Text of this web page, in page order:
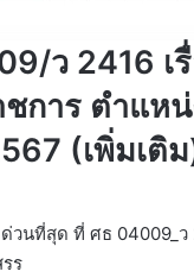
ว 2416 เ
การ ตำแห
(เพิ่มเติ
วนที่สุด ที่ ศธ 04009_ว
ร